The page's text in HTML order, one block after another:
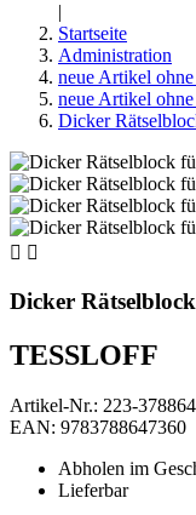
|
Startseite
Administration
neue Artikel
neue Artikel
Dicker
 
Dicker
TESSLOFF
Artikel-Nr.: 223-
EAN: 9783788647360
Abholen im
Lieferbar